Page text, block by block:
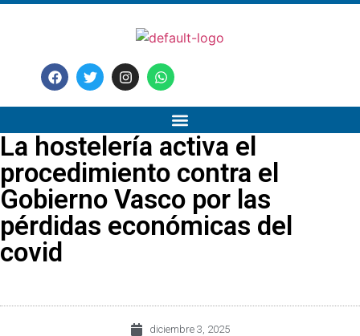
La hostelería activa el
procedimiento contra el
Gobierno Vasco por las
pérdidas económicas del
covid
diciembre 3, 2025